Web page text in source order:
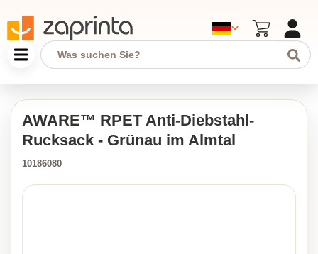
AWARE™ RPET Anti-Diebstahl-
Rucksack - Grünau im Almtal
10186080